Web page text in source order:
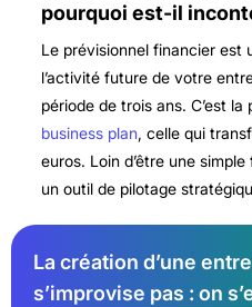
pourquoi est-il
Le prévisionnel financier est
l’activité future de votre
période de trois ans. C’est
business plan, celle qui
euros. Loin d’être une
un outil de pilotage
La création d’une
s’improvise pas : on